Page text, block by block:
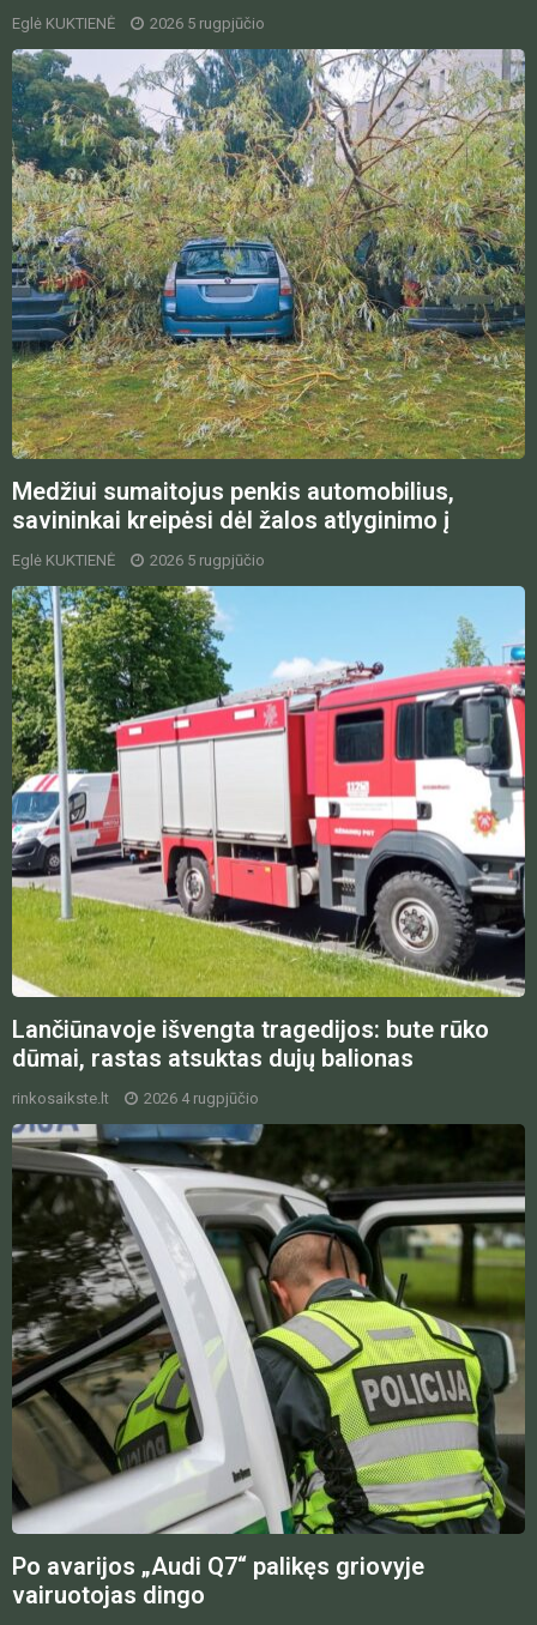
Eglė KUKTIENĖ 2026 5 rugpjūčio
Medžiui sumaitojus penkis automobilius,
savininkai kreipėsi dėl žalos atlyginimo į
Eglė KUKTIENĖ 2026 5 rugpjūčio
Lančiūnavoje išvengta tragedijos: bute rūko
dūmai, rastas atsuktas dujų balionas
rinkosaikste.lt 2026 4 rugpjūčio
Po avarijos „Audi Q7“ palikęs griovyje
vairuotojas dingo